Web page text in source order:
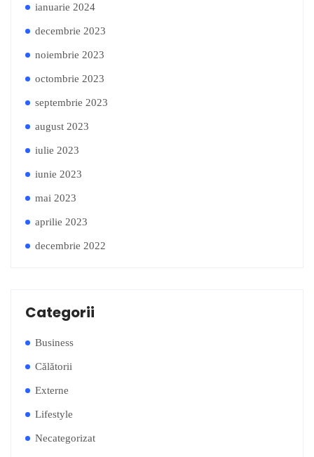
ianuarie 2024
decembrie 2023
noiembrie 2023
octombrie 2023
septembrie 2023
august 2023
iulie 2023
iunie 2023
mai 2023
aprilie 2023
decembrie 2022
Categorii
Business
Călătorii
Externe
Lifestyle
Necategorizat